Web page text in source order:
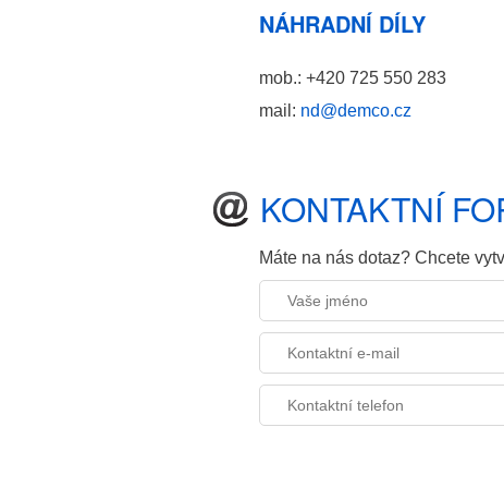
NÁHRADNÍ DÍLY
mob.: +420 725 550 283
mail: nd@demco.cz
KONTAKTNÍ
Máte na nás dotaz? Chcete